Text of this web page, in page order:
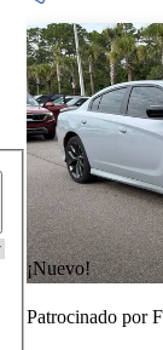
¡Nuevo!
Patrocinado por